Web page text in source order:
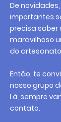
De
importantes
precisa saber
maravilhoso
do
Então, te
nosso grupo
Lá, sempre
contato.